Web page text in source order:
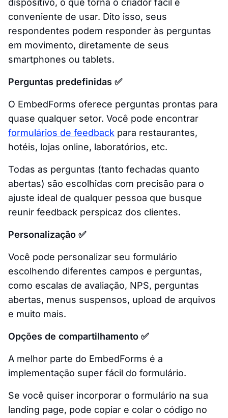
dispositivo, o que torna o criador fácil e
conveniente de usar. Dito isso, seus
respondentes podem responder às perguntas
em movimento, diretamente de seus
smartphones ou tablets.
Perguntas predefinidas ✅
O EmbedForms oferece perguntas prontas para
quase qualquer setor. Você pode encontrar
formulários de feedback para restaurantes,
hotéis, lojas online, laboratórios, etc.
Todas as perguntas (tanto fechadas quanto
abertas) são escolhidas com precisão para o
ajuste ideal de qualquer pessoa que busque
reunir feedback perspicaz dos clientes.
Personalização ✅
Você pode personalizar seu formulário
escolhendo diferentes campos e perguntas,
como escalas de avaliação, NPS, perguntas
abertas, menus suspensos, upload de arquivos
e muito mais.
Opções de compartilhamento ✅
A melhor parte do EmbedForms é a
implementação super fácil do formulário.
Se você quiser incorporar o formulário na sua
landing page, pode copiar e colar o código no